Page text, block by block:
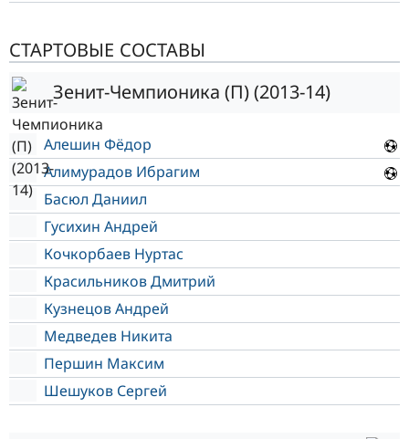
СТАРТОВЫЕ СОСТАВЫ
Зенит-Чемпионика (П) (2013-14)
Алешин Фёдор
Алимурадов Ибрагим
Басюл Даниил
Гусихин Андрей
Кочкорбаев Нуртас
Красильников Дмитрий
Кузнецов Андрей
Медведев Никита
Першин Максим
Шешуков Сергей